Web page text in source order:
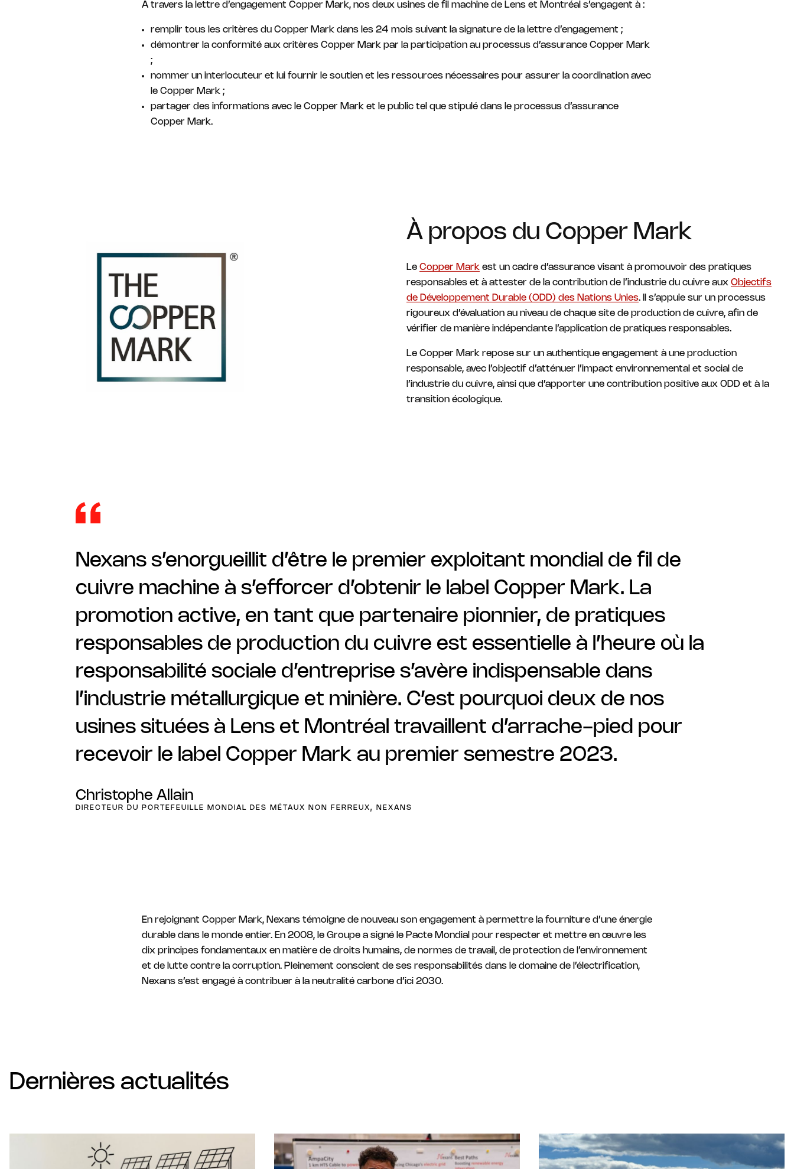
À travers la lettre d’engagement Copper Mark, nos deux usines de fil machine de Lens et Montréal s’engagent à :
remplir tous les critères du Copper Mark dans les 24 mois suivant la signature de la lettre d’engagement ;
démontrer la conformité aux critères Copper Mark par la participation au processus d’assurance Copper Mark
;
nommer un interlocuteur et lui fournir le soutien et les ressources nécessaires pour assurer la coordination avec
le Copper Mark ;
partager des informations avec le Copper Mark et le public tel que stipulé dans le processus d’assurance
Copper Mark.
À propos du Copper Mark
Le Copper Mark est un cadre d’assurance visant à promouvoir des pratiques
responsables et à attester de la contribution de l’industrie du cuivre aux Objectifs
de Développement Durable (ODD) des Nations Unies. Il s’appuie sur un processus
rigoureux d’évaluation au niveau de chaque site de production de cuivre, afin de
vérifier de manière indépendante l’application de pratiques responsables.
Le Copper Mark repose sur un authentique engagement à une production
responsable, avec l’objectif d’atténuer l’impact environnemental et social de
l’industrie du cuivre, ainsi que d’apporter une contribution positive aux ODD et à la
transition écologique.
Nexans s’enorgueillit d’être le premier exploitant mondial de fil de
cuivre machine à s’efforcer d’obtenir le label Copper Mark. La
promotion active, en tant que partenaire pionnier, de pratiques
responsables de production du cuivre est essentielle à l’heure où la
responsabilité sociale d’entreprise s’avère indispensable dans
l’industrie métallurgique et minière. C’est pourquoi deux de nos
usines situées à Lens et Montréal travaillent d’arrache-pied pour
recevoir le label Copper Mark au premier semestre 2023.
Christophe Allain
DIRECTEUR DU PORTEFEUILLE MONDIAL DES MÉTAUX NON FERREUX, NEXANS
En rejoignant Copper Mark, Nexans témoigne de nouveau son engagement à permettre la fourniture d’une énergie
durable dans le monde entier. En 2008, le Groupe a signé le Pacte Mondial pour respecter et mettre en œuvre les
dix principes fondamentaux en matière de droits humains, de normes de travail, de protection de l’environnement
et de lutte contre la corruption. Pleinement conscient de ses responsabilités dans le domaine de l’électrification,
Nexans s’est engagé à contribuer à la neutralité carbone d’ici 2030.
Dernières actualités